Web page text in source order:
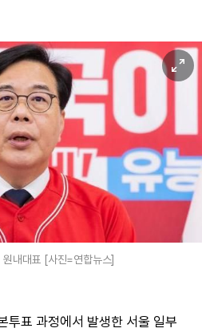
원내대표 [사진=연합뉴스]
투표 과정에서 발생한 서울 일부